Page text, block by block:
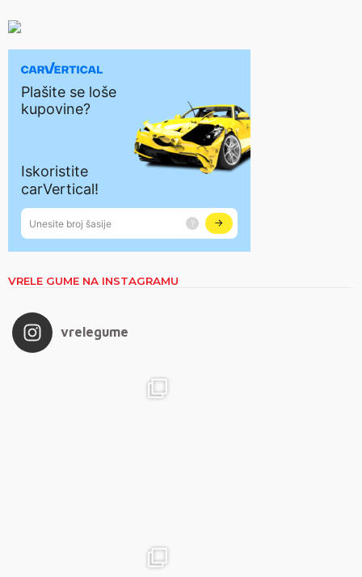
VRELE GUME NA INSTAGRAMU
vrelegume